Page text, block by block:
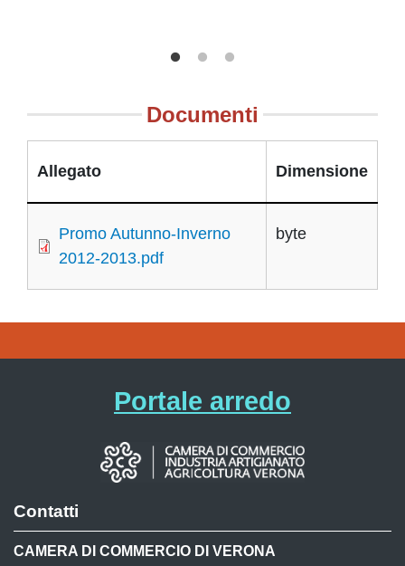
Documenti
Allegato Dimensione
Promo Autunno-Inverno
2012-2013.pdf
byte
Portale arredo
Contatti
CAMERA DI COMMERCIO DI VERONA